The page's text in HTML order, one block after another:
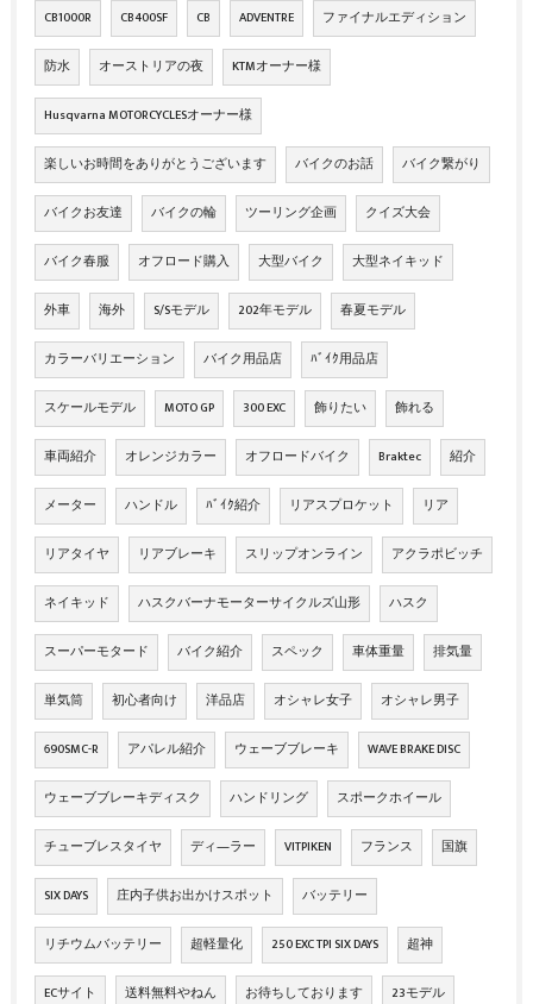
CB1000R CB400SF CB ADVENTRE ファイナルエディション
防水 オーストリアの夜 KTMオーナー様
Husqvarna MOTORCYCLESオーナー様
楽しいお時間をありがとうございます バイクのお話 バイク繋がり
バイクお友達 バイクの輪 ツーリング企画 クイズ大会
バイク春服 オフロード購入 大型バイク 大型ネイキッド
外車 海外 S/Sモデル 202年モデル 春夏モデル
カラーバリエーション バイク用品店 ﾊﾞｲｸ用品店
スケールモデル MOTO GP 300 EXC 飾りたい 飾れる
車両紹介 オレンジカラー オフロードバイク Braktec 紹介
メーター ハンドル ﾊﾞｲｸ紹介 リアスプロケット リア
リアタイヤ リアブレーキ スリップオンライン アクラポビッチ
ネイキッド ハスクバーナモーターサイクルズ山形 ハスク
スーパーモタード バイク紹介 スペック 車体重量 排気量
単気筒 初心者向け 洋品店 オシャレ女子 オシャレ男子
690SMC-R アパレル紹介 ウェーブブレーキ WAVE BRAKE DISC
ウェーブブレーキディスク ハンドリング スポークホイール
チューブレスタイヤ ディ―ラー VITPIKEN フランス 国旗
SIX DAYS 庄内子供お出かけスポット バッテリー
リチウムバッテリー 超軽量化 250 EXC TPI SIX DAYS 超神
ECサイト 送料無料やねん お待ちしております 23モデル